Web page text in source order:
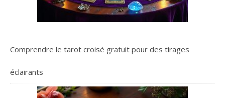
Comprendre le tarot croisé gratuit pour des tirages
éclairants